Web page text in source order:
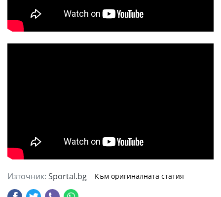
Източник: Sportal.bg Към оригиналната статия